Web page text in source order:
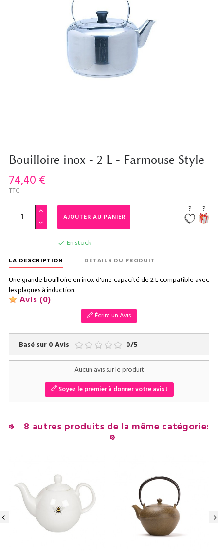
Bouilloire inox - 2 L - Farmouse Style
74,40 €
TTC
AJOUTER AU PANIER
? ?
 En stock
LA DESCRIPTION DÉTAILS DU PRODUIT
Une grande bouilloire en inox d'une capacité de 2 L compatible avec
les plaques à induction.
Avis (0)
Écrire un Avis
Basé sur 0 Avis - 0/5
Aucun avis sur le produit
Soyez le premier à donner votre avis !
8 autres produits de la même catégorie: